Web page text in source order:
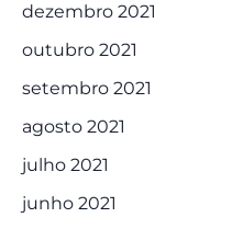
dezembro 2021
outubro 2021
setembro 2021
agosto 2021
julho 2021
junho 2021